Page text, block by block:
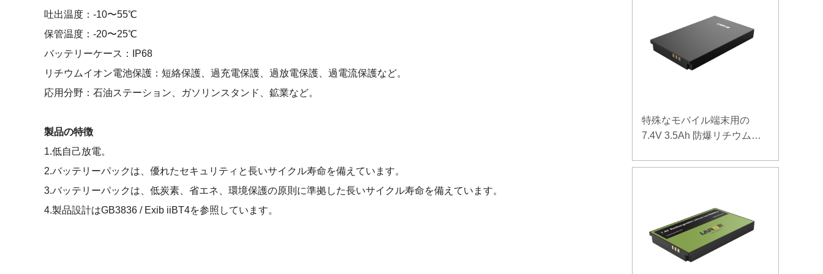
吐出温度：-10〜55℃
保管温度：-20〜25℃
バッテリーケース：IP68
リチウムイオン電池保護：短絡保護、過充電保護、過放電保護、過電流保護など。
応用分野：石油ステーション、ガソリンスタンド、鉱業など。
製品の特徴
1.低自己放電。
2.バッテリーパックは、優れたセキュリティと長いサイクル寿命を備えています。
3.バッテリーパックは、低炭素、省エネ、環境保護の原則に準拠した長いサイクル寿命を備えています。
4.製品設計はGB3836 / Exib iiBT4を参照しています。
特殊なモバイル端末用の
7.4V 3.5Ah 防爆リチウムポ